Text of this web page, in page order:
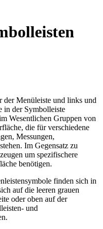
der Menüleiste und links und
in der Symbolleiste
Wesentlichen Gruppen von
die für verschiedene
Messungen,
Im Gegensatz zu
um spezifischere
benötigen.
finden sich in
auf die leeren grauen
oder oben auf der
und